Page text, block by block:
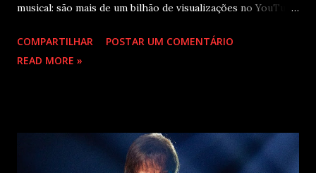
musical: são mais de um bilhão de visualizações no YouTube,
10 milhões de seguidores nas redes sociais, além de figurar
entre os nomes da prestigiada lista Forbes Under 30 de
milhões de plays em menos de 24 horas após o
lançamento. Com uma estética mais madura, o álbum marca
COMPARTILHAR
POSTAR UM COMENTÁRIO
READ MORE »